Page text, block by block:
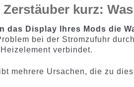
Zerstäuber kurz:
das Display Ihres Mods die
bei der Stromzufuhr
verbindet.
mehrere Ursachen, die zu